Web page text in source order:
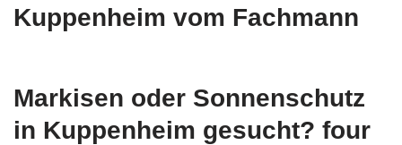
Kuppenheim vom Fachmann
Markisen oder Sonnenschutz
in Kuppenheim gesucht? four